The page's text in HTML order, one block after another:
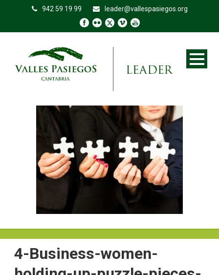
942 59 19 99 leader@vallespasiegos.org
4-Business-women-